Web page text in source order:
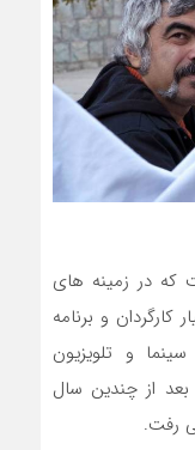
که در زمینه های
کارگردان و برنامه
و تلویزیون
۷۵ آغاز کرد و بعد از چندین سال
رفت.